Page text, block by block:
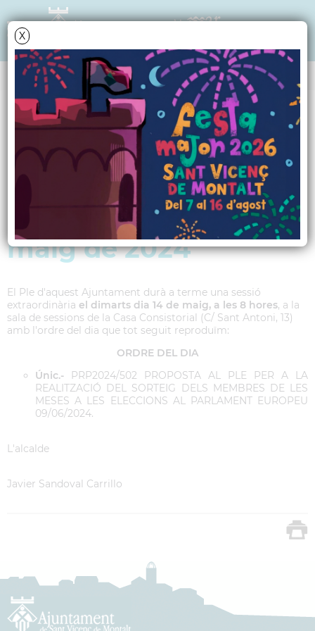
X
Data i hora oficial: 07-08-2026 18:50:58
ANY 2024
Ordre del dia del Ple
Municipal
extraordinari del 14 de
maig de 2024
El Ple d'aquest Ajuntament durà a terme una sessió
extraordinària el dimarts dia 14 de maig, a les 8 hores, a la
sala de sessions de la Casa Consistorial (C/ Sant Antoni, 13)
amb l'ordre del dia que tot seguit reproduïm:
ORDRE DEL DIA
Únic.- PRP2024/502 PROPOSTA AL PLE PER A LA
REALITZACIÓ DEL SORTEIG DELS MEMBRES DE LES
MESES A LES ELECCIONS AL PARLAMENT EUROPEU
09/06/2024.
L'alcalde
Javier Sandoval Carrillo